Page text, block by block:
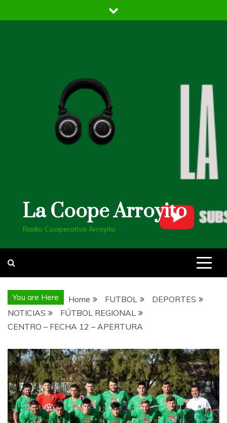
to
La Coope Arroyito
Radio Cooperativa Arroyito
You are Here Home FUTBOL
DEPORTES
NOTICIAS
FÚTBOL REGIONAL
CENTRO – FECHA 12 – APERTURA